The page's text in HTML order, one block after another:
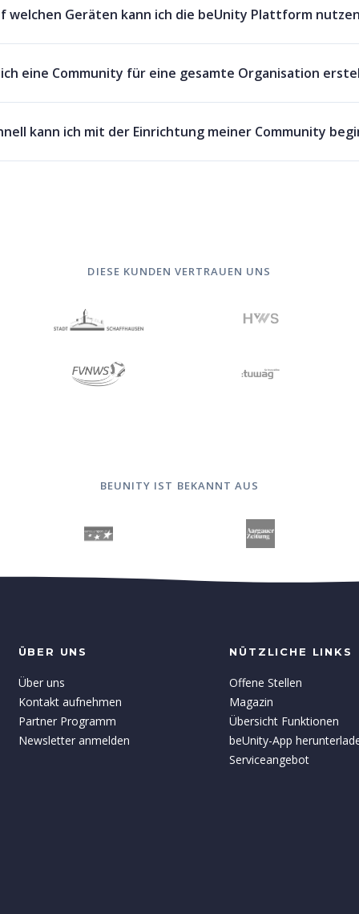
welchen Geräten kann ich die beUnity Plattform
eine Community für eine gesamte Organisation
kann ich mit der Einrichtung meiner Community
DIESE KUNDEN VERTRAUEN UNS
BEUNITY IST BEKANNT AUS
ÜBER UNS
Über uns
Kontakt aufnehmen
Partner Programm
Newsletter anmelden
NÜTZLICHE LINKS
Offene Stellen
Magazin
Übersicht Funktionen
beUnity-App
Serviceangebot